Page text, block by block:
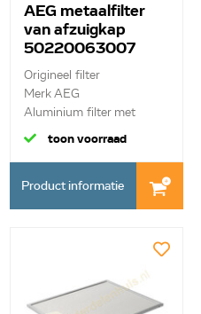
AEG metaalfilter
van afzuigkap
50220063007
Origineel filter
Merk AEG
Aluminium filter met
greepje
toon voorraad
Product informatie